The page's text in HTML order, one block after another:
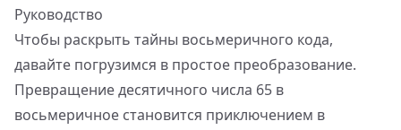
Руководство
Чтобы раскрыть тайны восьмеричного кода,
давайте погрузимся в простое преобразование.
Превращение десятичного числа 65 в
восьмеричное становится приключением в